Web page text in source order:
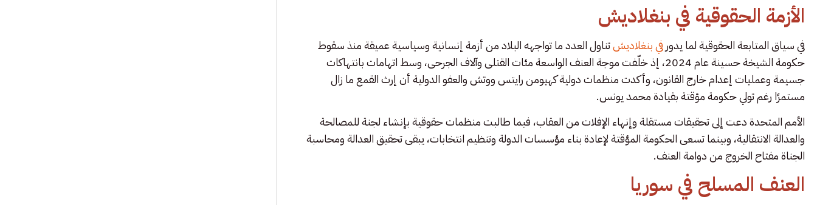
الأزمة الحقوقية في بنغلاديش
في سياق المتابعة الحقوقية لما يدور في بنغلاديشتناول العدد ما تواجهه البلاد من أزمة إنسانية وسياسية عميقة منذ سقوط
حكومة الشيخة حسينة عام 2024، إذ خلّفت موجة العنف الواسعة مئات القتلى وآلاف الجرحى، وسط اتهامات بانتهاكات
جسيمة وعمليات إعدام خارج القانون، وأكدت منظمات دولية كهيومن رايتس ووتش والعفو الدولية أن إرث القمع ما زال
مستمرًا رغم تولي حكومة مؤقتة بقيادة محمد يونس.
الأمم المتحدة دعت إلى تحقيقات مستقلة وإنهاء الإفلات من العقاب، فيما طالبت منظمات حقوقية بإنشاء لجنة للمصالحة
والعدالة الانتقالية، وبينما تسعى الحكومة المؤقتة لإعادة بناء مؤسسات الدولة وتنظيم انتخابات، يبقى تحقيق العدالة ومحاسبة
الجناة مفتاح الخروج من دوامة العنف.
العنف المسلح في سوريا